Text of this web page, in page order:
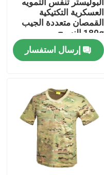
البوليستر تنفس التمويه
العسكرية التكتيكية
القمصان متعددة الجيب
180g النسيج
إرسال استفسار